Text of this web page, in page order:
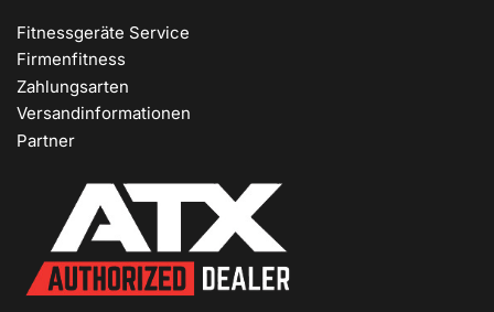
Fitnessgeräte Service
Firmenfitness
Zahlungsarten
Versandinformationen
Partner